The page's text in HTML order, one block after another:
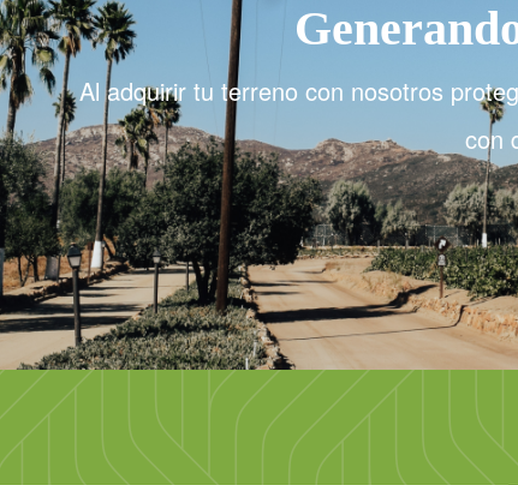
Al adquirir tu terreno con nosotros
con